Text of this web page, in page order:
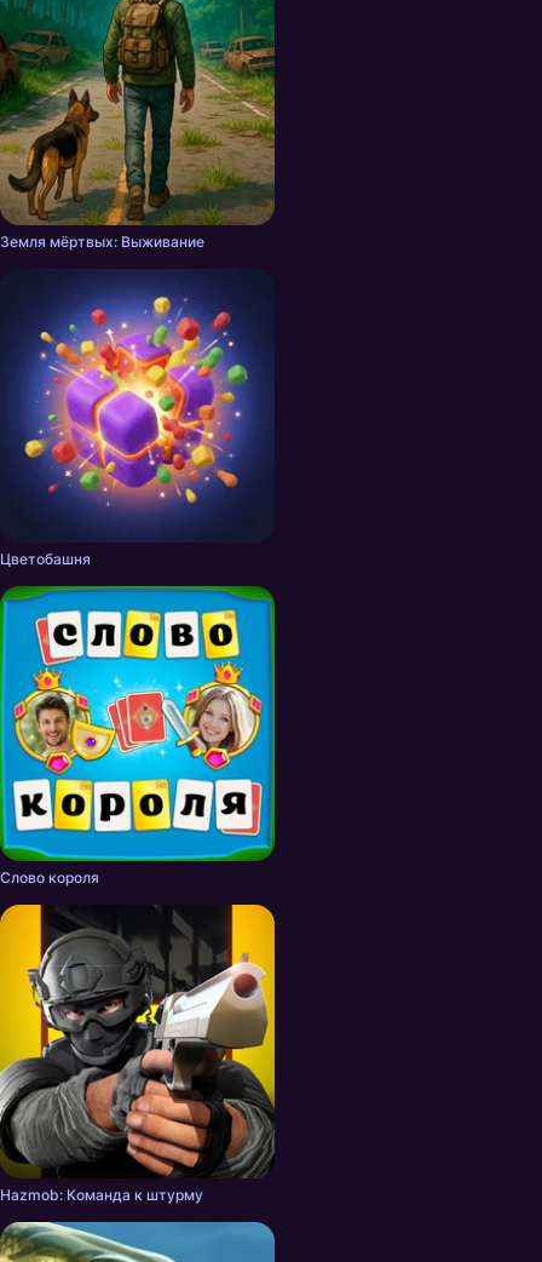
Земля мёртвых: Выживание
Цветобашня
Слово короля
Hazmob: Команда к штурму